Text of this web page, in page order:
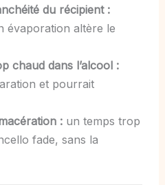
du récipient :
évaporation altère le
chaud dans l’alcool :
et pourrait
:un temps trop
fade, sans la